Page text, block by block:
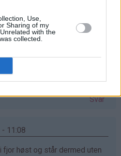
Use,
Sharing of my
with the
collected.
- 11:08
som ønsker seg akkurat
henne om jeg vinner
Svar
11:08
høst og står dermed uten